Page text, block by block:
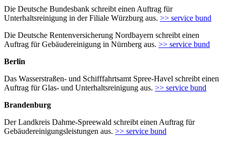
Die Deutsche Bundesbank schreibt einen Auftrag für
Unterhaltsreinigung in der Filiale Würzburg aus. >> service bund
Die Deutsche Rentenversicherung Nordbayern schreibt einen
Auftrag für Gebäudereinigung in Nürnberg aus. >> service bund
Berlin
Das Wasserstraßen- und Schifffahrtsamt Spree-Havel schreibt einen
Auftrag für Glas- und Unterhaltsreinigung aus. >> service bund
Brandenburg
Der Landkreis Dahme-Spreewald schreibt einen Auftrag für
Gebäudereinigungsleistungen aus. >> service bund